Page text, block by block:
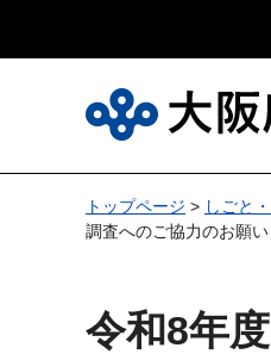
トップページ > しごと
調査へのご協力のお願い
令和8年